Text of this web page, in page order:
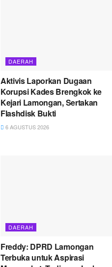
DAERAH
Aktivis Laporkan Dugaan
Korupsi Kades Brengkok ke
Kejari Lamongan, Sertakan
Flashdisk Bukti
6 AGUSTUS 2026
DAERAH
Freddy: DPRD Lamongan
Terbuka untuk Aspirasi